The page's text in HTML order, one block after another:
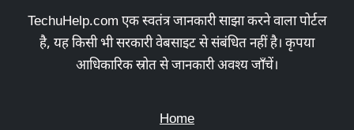
TechuHelp.com एक स्वतंत्र जानकारी साझा करने वाला पोर्टल
है, यह किसी भी सरकारी वेबसाइट से संबंधित नहीं है। कृपया
आधिकारिक स्रोत से जानकारी अवश्य जाँचें।
Home